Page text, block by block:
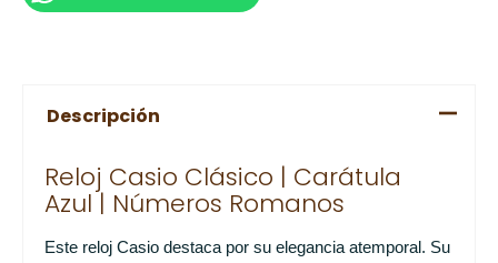
Descripción
Reloj Casio Clásico | Carátula
Azul | Números Romanos
Este reloj Casio destaca por su elegancia atemporal. Su